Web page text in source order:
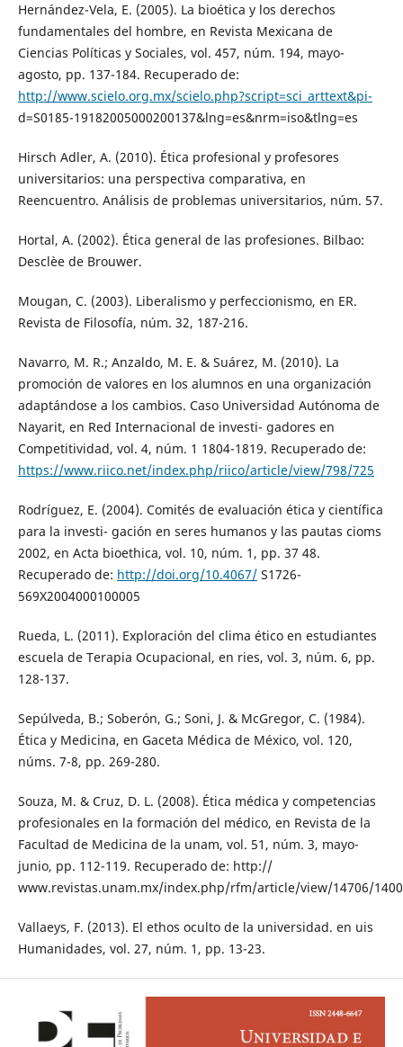
Hernández-Vela, E. (2005). La bioética y los derechos
fundamentales del hombre, en Revista Mexicana de
Ciencias Políticas y Sociales, vol. 457, núm. 194, mayo-
agosto, pp. 137-184. Recuperado de:
http://www.scielo.org.mx/scielo.php?script=sci_arttext&pi-
d=S0185-19182005000200137&lng=es&nrm=iso&tlng=es
Hirsch Adler, A. (2010). Ética profesional y profesores
universitarios: una perspectiva comparativa, en
Reencuentro. Análisis de problemas universitarios, núm. 57.
Hortal, A. (2002). Ética general de las profesiones. Bilbao:
Desclèe de Brouwer.
Mougan, C. (2003). Liberalismo y perfeccionismo, en ER.
Revista de Filosofía, núm. 32, 187-216.
Navarro, M. R.; Anzaldo, M. E. & Suárez, M. (2010). La
promoción de valores en los alumnos en una organización
adaptándose a los cambios. Caso Universidad Autónoma de
Nayarit, en Red Internacional de investi- gadores en
Competitividad, vol. 4, núm. 1 1804-1819. Recuperado de:
https://www.riico.net/index.php/riico/article/view/798/725
Rodríguez, E. (2004). Comités de evaluación ética y científica
para la investi- gación en seres humanos y las pautas cioms
2002, en Acta bioethica, vol. 10, núm. 1, pp. 37 48.
Recuperado de: http://doi.org/10.4067/S1726-
569X2004000100005
Rueda, L. (2011). Exploración del clima ético en estudiantes
escuela de Terapia Ocupacional, en ries, vol. 3, núm. 6, pp.
128-137.
Sepúlveda, B.; Soberón, G.; Soni, J. & McGregor, C. (1984).
Ética y Medicina, en Gaceta Médica de México, vol. 120,
núms. 7-8, pp. 269-280.
Souza, M. & Cruz, D. L. (2008). Ética médica y competencias
profesionales en la formación del médico, en Revista de la
Facultad de Medicina de la unam, vol. 51, núm. 3, mayo-
junio, pp. 112-119. Recuperado de: http://
www.revistas.unam.mx/index.php/rfm/article/view/14706/
Vallaeys, F. (2013). El ethos oculto de la universidad. en uis
Humanidades, vol. 27, núm. 1, pp. 13-23.